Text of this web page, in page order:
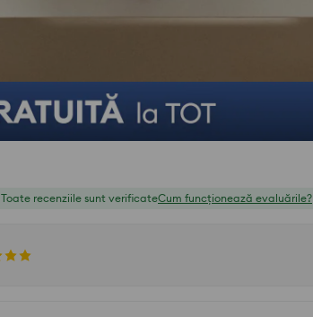
Toate recenziile sunt verificateCum funcționează evaluările?